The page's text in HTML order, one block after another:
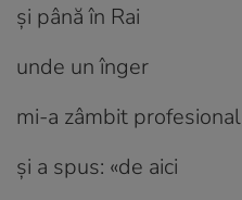
și până în Rai
unde un înger
mi-a zâmbit profesional
și a spus: «de aici